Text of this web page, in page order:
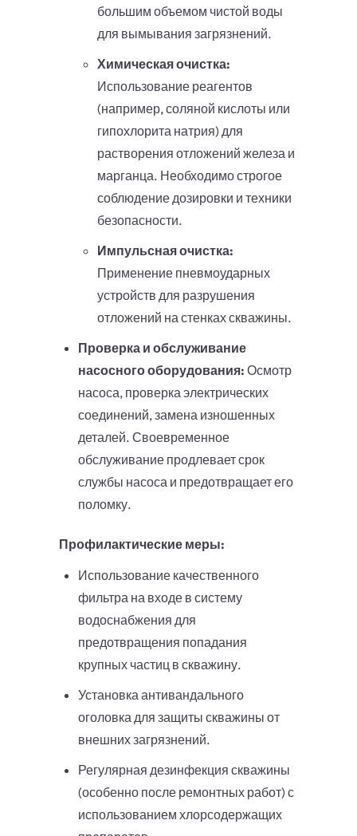
большим объемом чистой воды
для вымывания загрязнений.
Химическая очистка:
Использование реагентов
(например, соляной кислоты или
гипохлорита натрия) для
растворения отложений железа и
марганца. Необходимо строгое
соблюдение дозировки и техники
безопасности.
Импульсная очистка:
Применение пневмоударных
устройств для разрушения
отложений на стенках скважины.
Проверка и обслуживание
насосного оборудования: Осмотр
насоса, проверка электрических
соединений, замена изношенных
деталей. Своевременное
обслуживание продлевает срок
службы насоса и предотвращает его
поломку.
Профилактические меры:
Использование качественного
фильтра на входе в систему
водоснабжения для
предотвращения попадания
крупных частиц в скважину.
Установка антивандального
оголовка для защиты скважины от
внешних загрязнений.
Регулярная дезинфекция скважины
(особенно после ремонтных работ) с
использованием хлорсодержащих